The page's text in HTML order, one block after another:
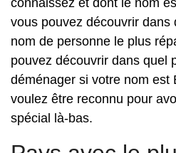
connaissez et dont le nom
vous pouvez découvrir dans
nom de personne le plus
pouvez découvrir dans quel
déménager si votre nom est
voulez être reconnu pour
spécial là-bas.